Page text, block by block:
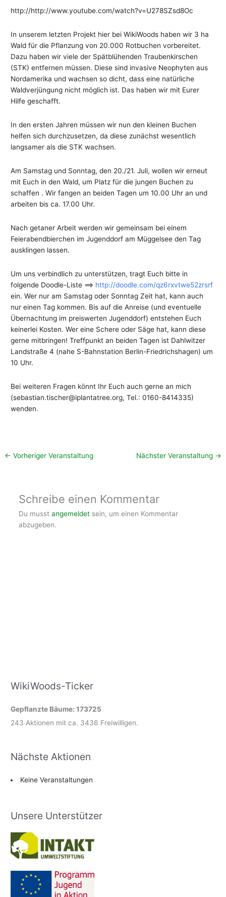
http://http://www.youtube.com/watch?v=U278SZsd8Oc
In unserem letzten Projekt hier bei WikiWoods haben wir 3 ha
Wald für die Pflanzung von 20.000 Rotbuchen vorbereitet.
Dazu haben wir viele der Spätblühenden Traubenkirschen
(STK) entfernen müssen. Diese sind invasive Neophyten aus
Nordamerika und wachsen so dicht, dass eine natürliche
Waldverjüngung nicht möglich ist. Das haben wir mit Eurer
Hilfe geschafft.
In den ersten Jahren müssen wir nun den kleinen Buchen
helfen sich durchzusetzen, da diese zunächst wesentlich
langsamer als die STK wachsen.
Am Samstag und Sonntag, den 20./21. Juli, wollen wir erneut
mit Euch in den Wald, um Platz für die jungen Buchen zu
schaffen . Wir fangen an beiden Tagen um 10.00 Uhr an und
arbeiten bis ca. 17.00 Uhr.
Nach getaner Arbeit werden wir gemeinsam bei einem
Feierabendbierchen im Jugenddorf am Müggelsee den Tag
ausklingen lassen.
Um uns verbindlich zu unterstützen, tragt Euch bitte in
folgende Doodle-Liste ==> http://doodle.com/qz6rxvtwe52zrsrf
ein. Wer nur am Samstag oder Sonntag Zeit hat, kann auch
nur einen Tag kommen. Bis auf die Anreise (und eventuelle
Übernachtung im preiswerten Jugenddorf) entstehen Euch
keinerlei Kosten. Wer eine Schere oder Säge hat, kann diese
gerne mitbringen! Treffpunkt an beiden Tagen ist Dahlwitzer
Landstraße 4 (nahe S-Bahnstation Berlin-Friedrichshagen) um
10 Uhr.
Bei weiteren Fragen könnt Ihr Euch auch gerne an mich
(sebastian.tischer@iplantatree.org, Tel.: 0160-8414335)
wenden.
← Vorheriger Veranstaltung Nächster Veranstaltung →
Schreibe einen Kommentar
Du musst angemeldetsein, um einen Kommentar
abzugeben.
WikiWoods-Ticker
Gepflanzte Bäume: 173725
243 Aktionen mit ca. 3436 Freiwilligen.
Nächste Aktionen
Keine Veranstaltungen
Unsere Unterstützer